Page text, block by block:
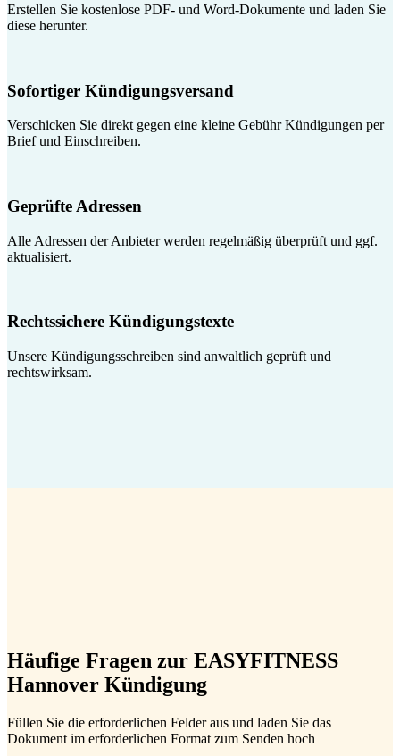
Erstellen Sie kostenlose PDF- und Word-Dokumente und laden Sie
diese herunter.
Sofortiger Kündigungsversand
Verschicken Sie direkt gegen eine kleine Gebühr Kündigungen per
Brief und Einschreiben.
Geprüfte Adressen
Alle Adressen der Anbieter werden regelmäßig überprüft und ggf.
aktualisiert.
Rechtssichere Kündigungstexte
Unsere Kündigungsschreiben sind anwaltlich geprüft und
rechtswirksam.
Häufige Fragen zur EASYFITNESS
Hannover Kündigung
Füllen Sie die erforderlichen Felder aus und laden Sie das
Dokument im erforderlichen Format zum Senden hoch